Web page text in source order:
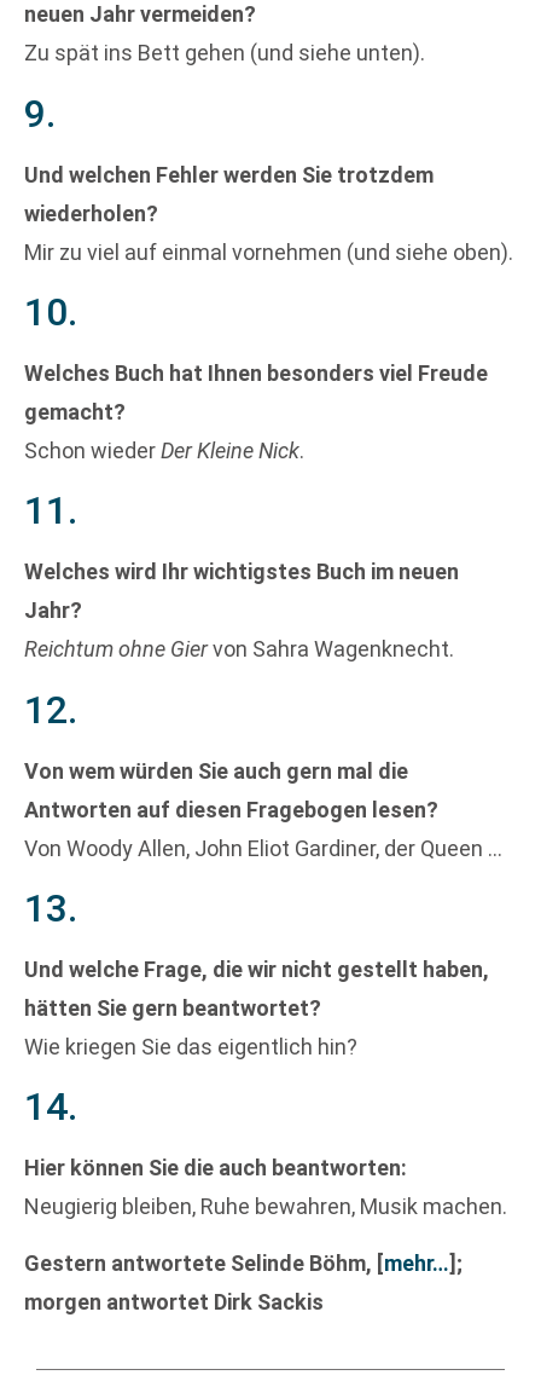
neuen Jahr vermeiden?
Zu spät ins Bett gehen (und siehe unten).
9.
Und welchen Fehler werden Sie trotzdem
wiederholen?
Mir zu viel auf einmal vornehmen (und siehe oben).
10.
Welches Buch hat Ihnen besonders viel Freude
gemacht?
Schon wiederDer Kleine Nick.
11.
Welches wird Ihr wichtigstes Buch im neuen
Jahr?
Reichtum ohne Giervon Sahra Wagenknecht.
12.
Von wem würden Sie auch gern mal die
Antworten auf diesen Fragebogen lesen?
Von Woody Allen, John Eliot Gardiner, der Queen …
13.
Und welche Frage, die wir nicht gestellt haben,
hätten Sie gern beantwortet?
Wie kriegen Sie das eigentlich hin?
14.
Hier können Sie die auch beantworten:
Neugierig bleiben, Ruhe bewahren, Musik machen.
Gestern antwortete Selinde Böhm, [mehr…] ;
morgen antwortet Dirk Sackis